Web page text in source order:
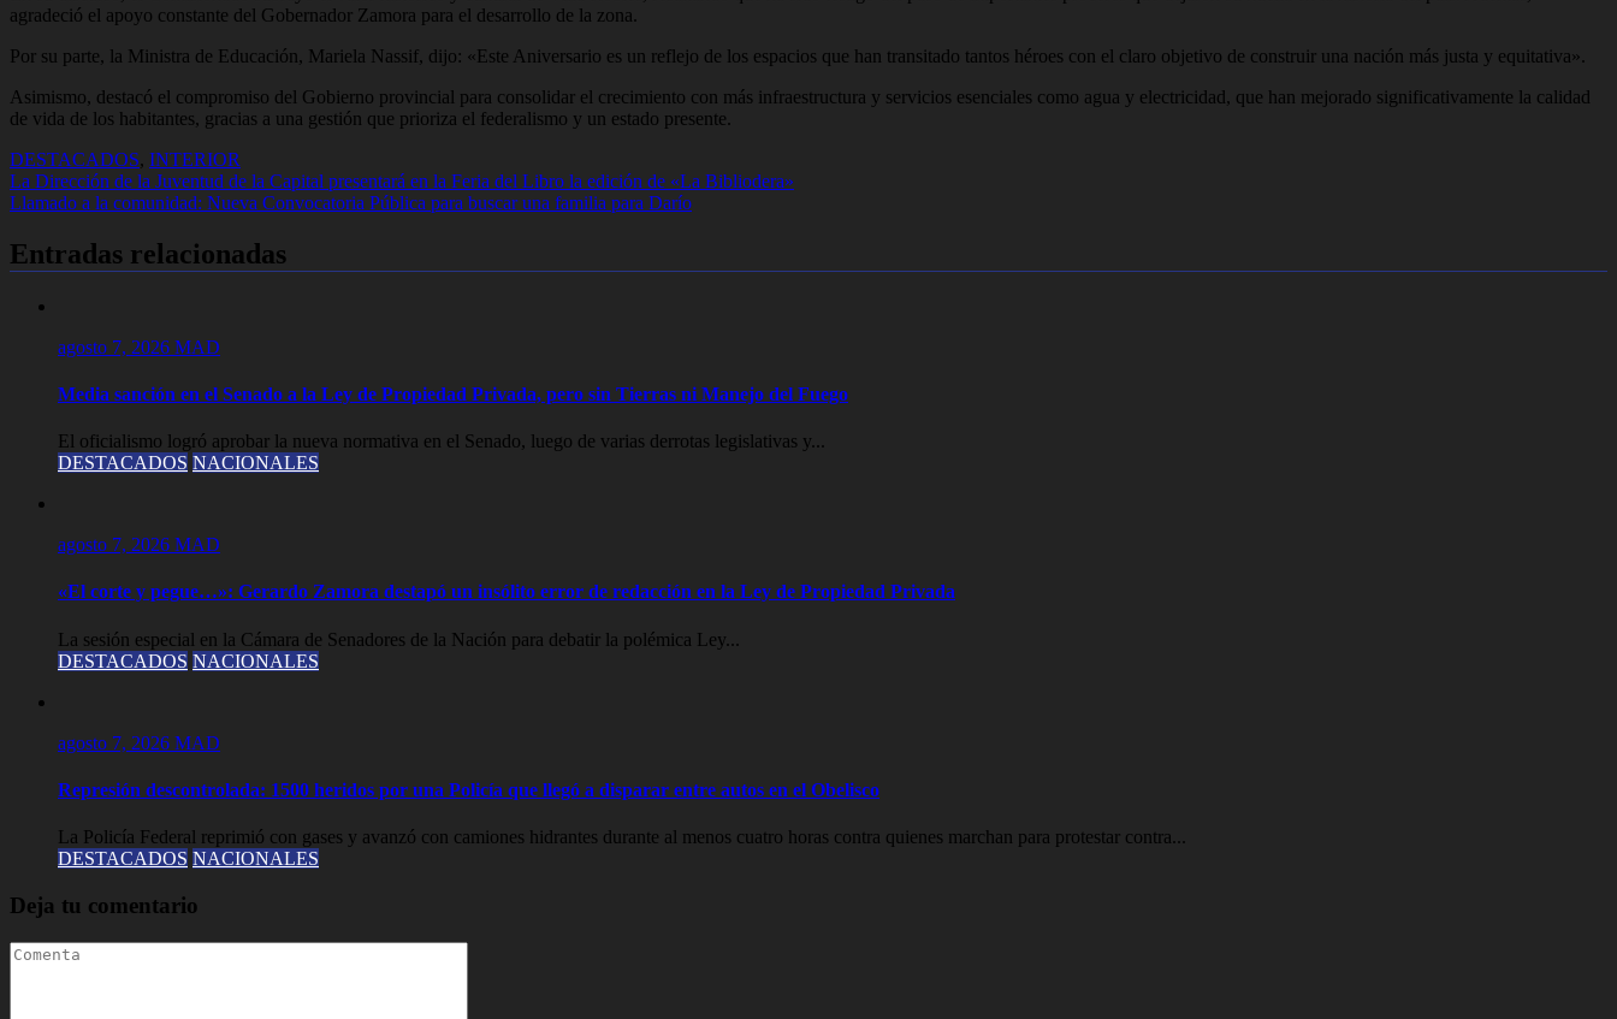
agradeció el apoyo constante del Gobernador Zamora para el desarrollo de la zona.
Por su parte, la Ministra de Educación, Mariela Nassif, dijo: «Este Aniversario es un reflejo de los espacios que han transitado tantos héroes con el claro objetivo de construir una nación más justa y equitativa».
Asimismo, destacó el compromiso del Gobierno provincial para consolidar el crecimiento con más infraestructura y servicios esenciales como agua y electricidad, que han mejorado significativamente la calidad
de vida de los habitantes, gracias a una gestión que prioriza el federalismo y un estado presente.
DESTACADOS, INTERIOR
Navegación
de
entradas
La Dirección de la Juventud de la Capital presentará en la Feria del Libro la edición de «La Bibliodera»
Llamado a la comunidad: Nueva Convocatoria Pública para buscar una familia para Darío
Entradas relacionadas
agosto 7, 2026 MAD
Media sanción en el Senado a la Ley de Propiedad Privada, pero sin Tierras ni Manejo del Fuego
El oficialismo logró aprobar la nueva normativa en el Senado, luego de varias derrotas legislativas y...
DESTACADOS NACIONALES
agosto 7, 2026 MAD
«El corte y pegue…»: Gerardo Zamora destapó un insólito error de redacción en la Ley de Propiedad Privada
La sesión especial en la Cámara de Senadores de la Nación para debatir la polémica Ley...
DESTACADOS NACIONALES
agosto 7, 2026 MAD
Represión descontrolada: 1500 heridos por una Policía que llegó a disparar entre autos en el Obelisco
La Policía Federal reprimió con gases y avanzó con camiones hidrantes durante al menos cuatro horas contra quienes marchan para protestar contra...
DESTACADOS NACIONALES
Deja tu comentario